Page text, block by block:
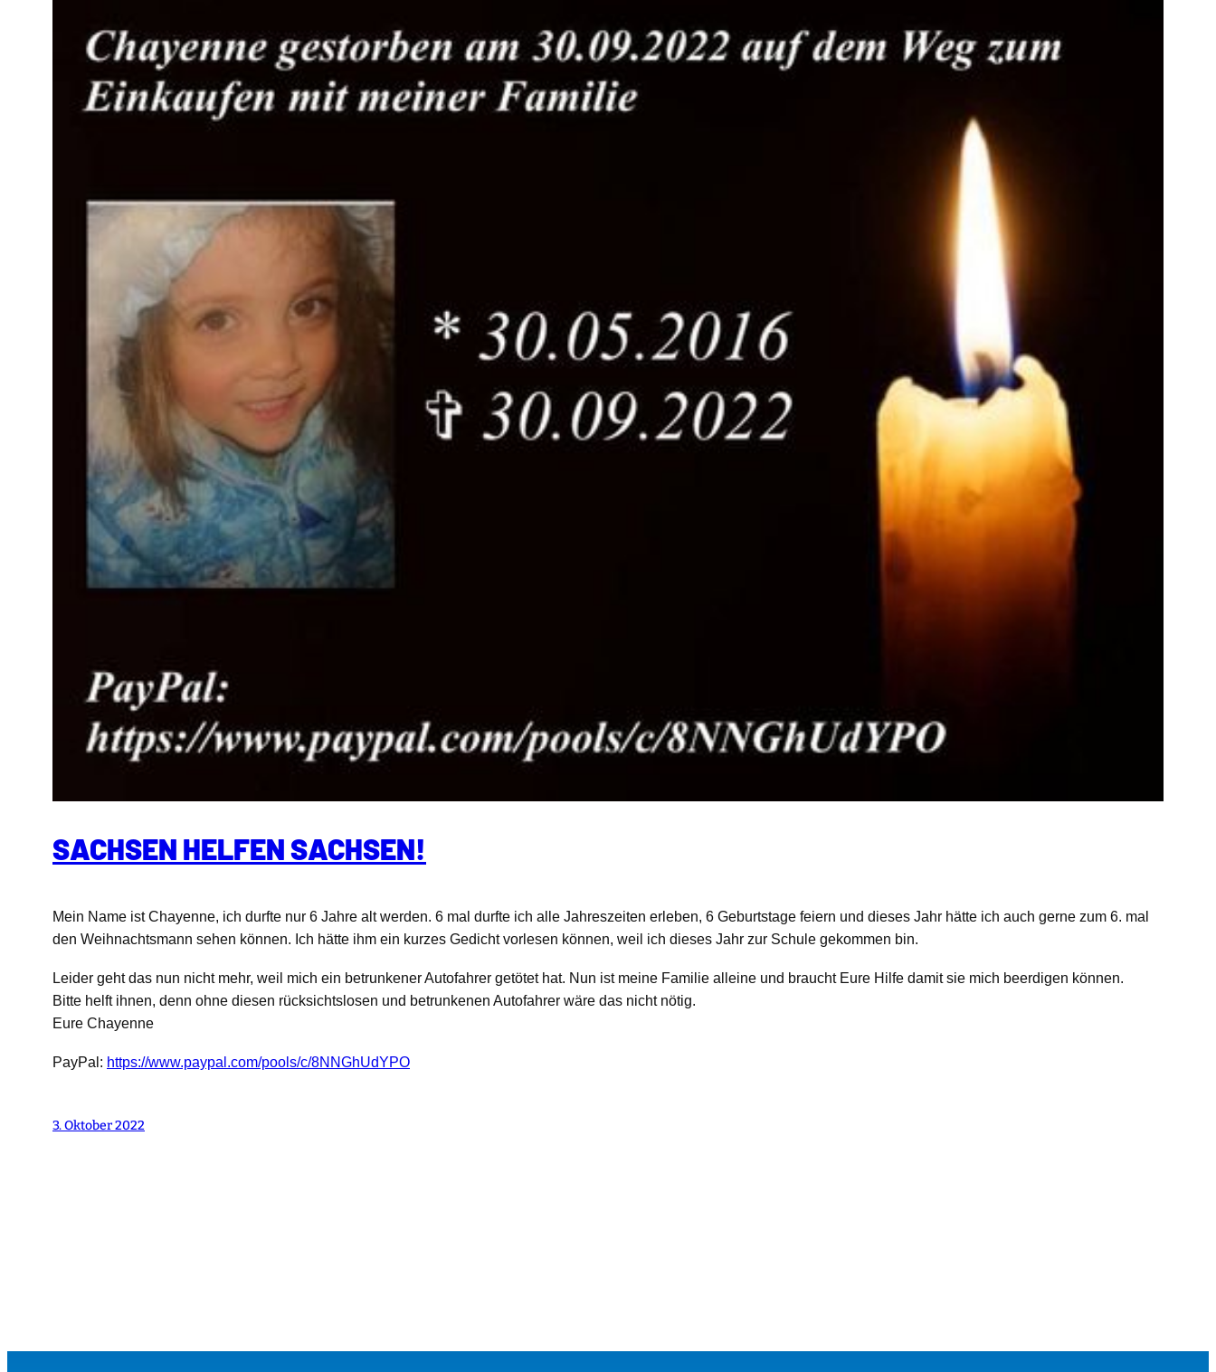
SACHSEN HELFEN SACHSEN!
Mein Name ist Chayenne, ich durfte nur 6 Jahre alt werden. 6 mal durfte ich alle Jahreszeiten erleben, 6 Geburtstage feiern und dieses Jahr hätte ich auch gerne zum 6. mal
den Weihnachtsmann sehen können. Ich hätte ihm ein kurzes Gedicht vorlesen können, weil ich dieses Jahr zur Schule gekommen bin.
Leider geht das nun nicht mehr, weil mich ein betrunkener Autofahrer getötet hat. Nun ist meine Familie alleine und braucht Eure Hilfe damit sie mich beerdigen können.
Bitte helft ihnen, denn ohne diesen rücksichtslosen und betrunkenen Autofahrer wäre das nicht nötig.
Eure Chayenne
PayPal: https://www.paypal.com/pools/c/8NNGhUdYPO
3. Oktober 2022